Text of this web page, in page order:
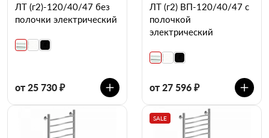
ЛТ (г2)-120/40/47 без
полочки электрический
от 25 730 ₽
ЛТ (г2) ВП-120/40/47 с
полочкой
электрический
от 27 596 ₽
SALE